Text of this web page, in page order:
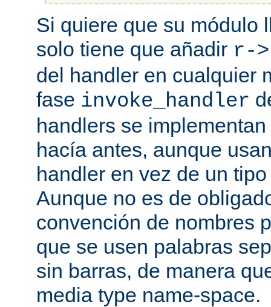
Si quiere que su módulo
solo tiene que añadir r-
del handler en cualquier
fase invoke_handler
handlers se
hacía antes, aunque
handler en vez de un
Aunque no es de
convención de nombres
que se usen palabras
sin barras, de manera
media type name-space.